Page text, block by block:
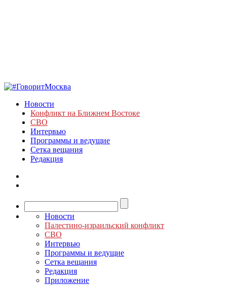
Новости
Конфликт на Ближнем Востоке
СВО
Интервью
Программы и ведущие
Сетка вещания
Редакция
Новости
Палестино-израильский конфликт
СВО
Интервью
Программы и ведущие
Сетка вещания
Редакция
Приложение